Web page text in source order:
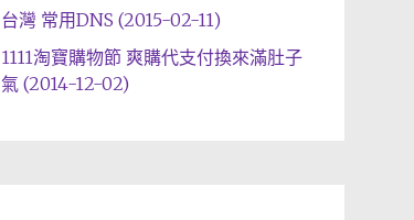
台灣 常用DNS (2015-02-11)
1111淘寶購物節 爽購代支付換來滿肚子
氣 (2014-12-02)